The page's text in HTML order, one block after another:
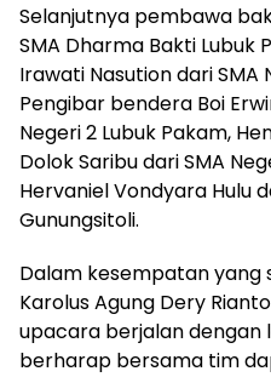
Selanjutnya pembawa
SMA Dharma Bakti Lubuk
Irawati Nasution dari SMA
Pengibar bendera Boi
Negeri 2 Lubuk Pakam,
Dolok Saribu dari SMA
Hervaniel Vondyara Hulu
Gunungsitoli.
Dalam kesempatan yang
Karolus Agung Dery
upacara berjalan dengan
berharap bersama tim